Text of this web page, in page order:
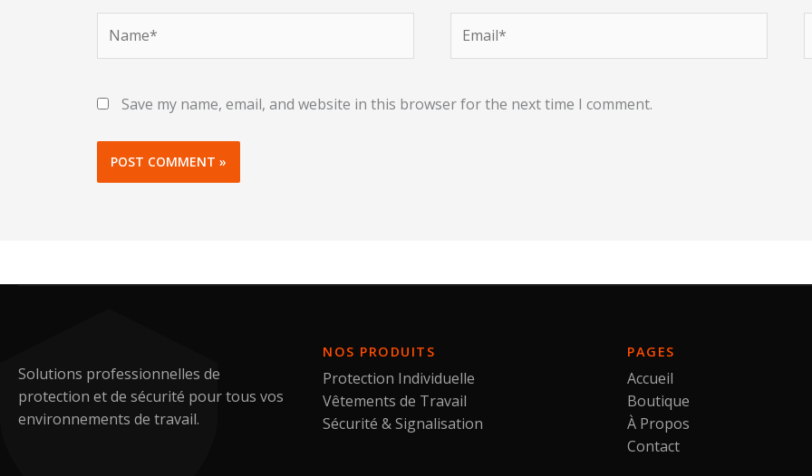
Save my name, email, and website in this browser for the next time I comment.
Solutions professionnelles de
protection et de sécurité pour tous vos
environnements de travail.
NOS PRODUITS
Protection Individuelle
Vêtements de Travail
Sécurité & Signalisation
PAGES
Accueil
Boutique
À Propos
Contact